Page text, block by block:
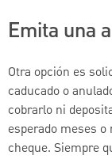
Emita una
Otra opción es
caducado o
cobrarlo ni
esperado meses
cheque. Siempre